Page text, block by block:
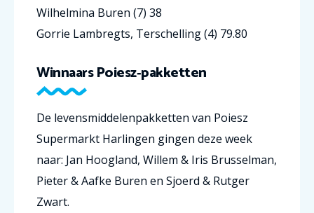
Wilhelmina Buren (7) 38
Gorrie Lambregts, Terschelling (4) 79.80
Winnaars Poiesz‑pakketten
De levensmiddelenpakketten van Poiesz
Supermarkt Harlingen gingen deze week
naar: Jan Hoogland, Willem & Iris Brusselman,
Pieter & Aafke Buren en Sjoerd & Rutger
Zwart.